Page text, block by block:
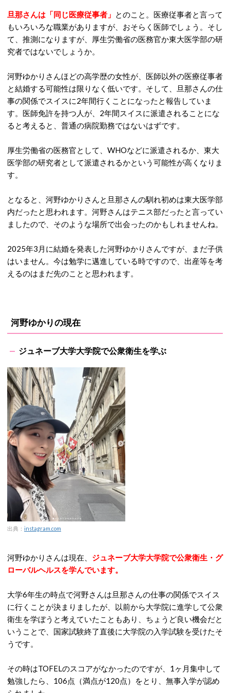
旦那さんは「同じ医療従事者」 とのこと。医療従事者と言って
もいろいろな職業がありますが、おそらく医師でしょう。そし
て、推測になりますが、厚生労働省の医務官か東大医学部の研
究者ではないでしょうか。
河野ゆかりさんほどの高学歴の女性が、医師以外の医療従事者
と結婚する可能性は限りなく低いです。そして、旦那さんの仕
事の関係でスイスに2年間行くことになったと報告していま
す。医師免許を持つ人が、2年間スイスに派遣されることにな
ると考えると、普通の病院勤務ではないはずです。
厚生労働省の医務官として、WHOなどに派遣されるか、東大
医学部の研究者として派遣されるかという可能性が高くなりま
す。
となると、河野ゆかりさんと旦那さんの馴れ初めは東大医学部
内だったと思われます。河野さんはテニス部だったと言ってい
ましたので、そのような場所で出会ったのかもしれませんね。
2025年3月に結婚を発表した河野ゆかりさんですが、まだ子供
はいません。今は勉学に邁進している時ですので、出産等を考
えるのはまだ先のことと思われます。
河野ゆかりの現在
ジュネーブ大学大学院で公衆衛生を学ぶ
出典： instagram.com
河野ゆかりさんは現在、 ジュネーブ大学大学院で公衆衛生・グ
ローバルヘルスを学んでいます。
大学6年生の時点で河野さんは旦那さんの仕事の関係でスイス
に行くことが決まりましたが、以前から大学院に進学して公衆
衛生を学ぼうと考えていたこともあり、ちょうど良い機会だと
いうことで、国家試験終了直後に大学院の入学試験を受けたそ
うです。
その時はTOFELのスコアがなかったのですが、1ヶ月集中して
勉強したら、106点（満点が120点）をとり、無事入学が認め